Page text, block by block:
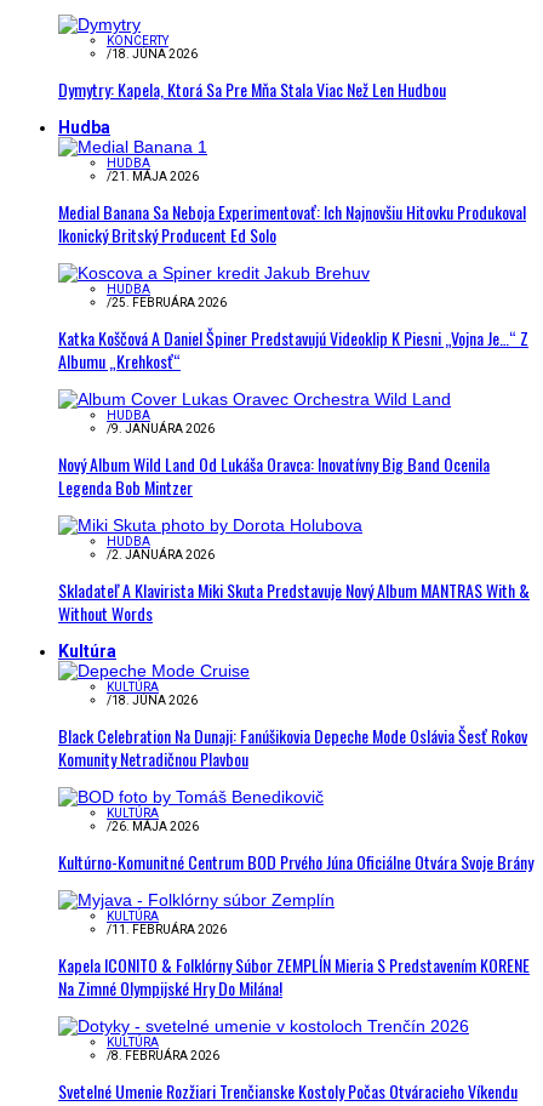
KONCERTY
/18. JÚNA 2026
Dymytry: Kapela, Ktorá Sa Pre Mňa Stala Viac Než Len Hudbou
Hudba
HUDBA
/21. MÁJA 2026
Medial Banana Sa Neboja Experimentovať: Ich Najnovšiu Hitovku Produkoval
Ikonický Britský Producent Ed Solo
HUDBA
/25. FEBRUÁRA 2026
Katka Koščová A Daniel Špiner Predstavujú Videoklip K Piesni „Vojna Je…“ Z
Albumu „Krehkosť“
HUDBA
/9. JANUÁRA 2026
Nový Album Wild Land Od Lukáša Oravca: Inovatívny Big Band Ocenila
Legenda Bob Mintzer
HUDBA
/2. JANUÁRA 2026
Skladateľ A Klavirista Miki Skuta Predstavuje Nový Album MANTRAS With &
Without Words
Kultúra
KULTÚRA
/18. JÚNA 2026
Black Celebration Na Dunaji: Fanúšikovia Depeche Mode Oslávia Šesť Rokov
Komunity Netradičnou Plavbou
KULTÚRA
/26. MÁJA 2026
Kultúrno-Komunitné Centrum BOD Prvého Júna Oficiálne Otvára Svoje Brány
KULTÚRA
/11. FEBRUÁRA 2026
Kapela ICONITO & Folklórny Súbor ZEMPLÍN Mieria S Predstavením KORENE
Na Zimné Olympijské Hry Do Milána!
KULTÚRA
/8. FEBRUÁRA 2026
Svetelné Umenie Rozžiari Trenčianske Kostoly Počas Otváracieho Víkendu